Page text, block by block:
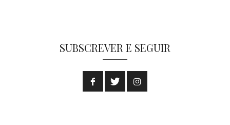
SUBSCREVER E SEGUIR